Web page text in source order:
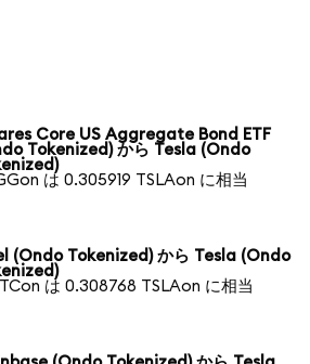
Core US Aggregate Bond ETF
Tokenized) から Tesla (Ondo
は 0.305919 TSLAon に相当
(Ondo Tokenized) から Tesla (Ondo
は 0.308768 TSLAon に相当